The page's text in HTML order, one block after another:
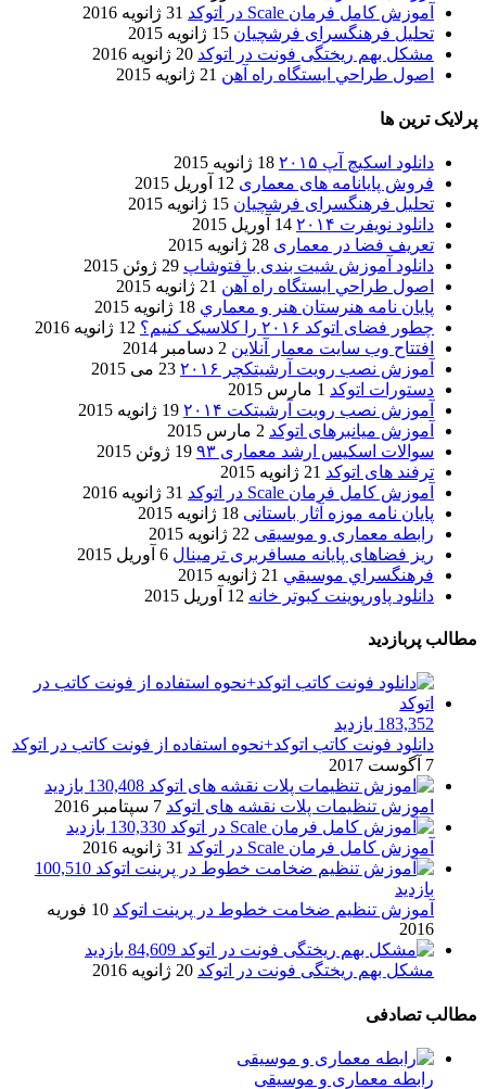
آموزش کامل فرمان Scale در اتوکد
31 ژانویه 2016
تحلیل فرهنگسرای فرشچیان 15 ژانویه 2015
مشکل بهم ریختگی فونت در اتوکد 20 ژانویه 2016
اصول طراحي ایستگاه راه آهن 21 ژانویه 2015
پرلایک ترین ها
دانلود اسکیچ آپ ۲۰۱۵
18 ژانویه 2015
فروش پایانامه های معماری 12 آوریل 2015
تحلیل فرهنگسرای فرشچیان 15 ژانویه 2015
دانلود نویفرت ۲۰۱۴
14 آوریل 2015
تعریف فضا در معماری 28 ژانویه 2015
دانلود آموزش شیت بندی با فتوشاپ 29 ژوئن 2015
اصول طراحي ایستگاه راه آهن 21 ژانویه 2015
پایان نامه هنرستان هنر و معماري 18 ژانویه 2015
چطور فضای اتوکد ۲۰۱۶ را کلاسیک کنیم؟
12 ژانویه 2016
افتتاح وب سایت معمار آنلاین 2 دسامبر 2014
آموزش نصب رویت آرشیتکچر ۲۰۱۶
23 می 2015
دستورات اتوکد 1 مارس 2015
آموزش نصب رویت آرشیتکت ۲۰۱۴
19 ژانویه 2015
آموزش میانبرهای اتوکد 2 مارس 2015
سوالات اسکیس ارشد معماری ۹۳
19 ژوئن 2015
ترفند های اتوکد 21 ژانویه 2015
آموزش کامل فرمان Scale در اتوکد
31 ژانویه 2016
پایان نامه موزه آثار باستانی 18 ژانویه 2015
رابطه معماری و موسیقی 22 ژانویه 2015
ریز فضاهای پایانه مسافربری ترمینال 6 آوریل 2015
فرهنگسراي موسيقي 21 ژانویه 2015
دانلود پاورپوینت کبوتر خانه 12 آوریل 2015
مطالب پربازدید
183,352 بازدید
دانلود فونت کاتب اتوکد+نحوه استفاده از فونت کاتب در اتوکد
7 آگوست 2017
130,408 بازدید
اموزش تنظیمات پلات نقشه های اتوکد 7 سپتامبر 2016
130,330 بازدید
آموزش کامل فرمان Scale در اتوکد
31 ژانویه 2016
100,510
بازدید
آموزش تنظیم ضخامت خطوط در پرینت اتوکد
10 فوریه
2016
84,609 بازدید
مشکل بهم ریختگی فونت در اتوکد 20 ژانویه 2016
مطالب تصادفی
رابطه معماری و موسیقی